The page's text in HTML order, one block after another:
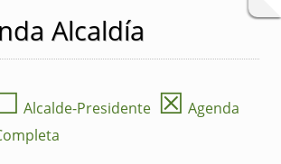
Alcaldía
Alcalde-Presidente ☒ Agenda